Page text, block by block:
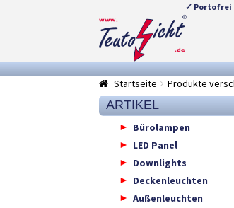
✓ Portofrei
Zur
Navigation
springen
Springe
zum
Startseite
Produkte
ARTIKEL
Bürolampen
LED Panel
Downlights
Deckenleuchten
Außenleuchten